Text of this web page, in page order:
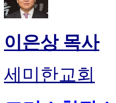
이은상 목사
세미한교회